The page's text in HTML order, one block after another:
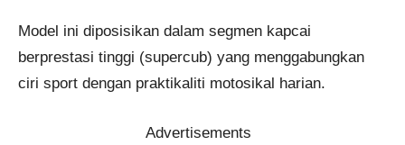
Model ini diposisikan dalam segmen kapcai
berprestasi tinggi (supercub) yang menggabungkan
ciri sport dengan praktikaliti motosikal harian.
Advertisements